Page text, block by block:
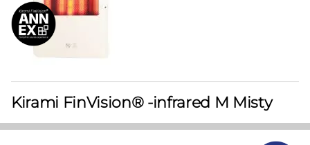
Kirami FinVision® -infrared M Misty